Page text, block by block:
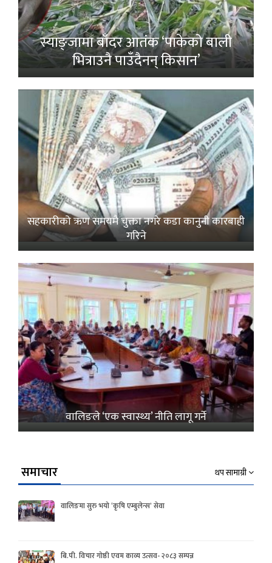
स्याङ्जामा बाँदर आतंक ‘पाकेको बाली
भित्राउनै पाउँदैनन् किसान’
सहकारीको ऋण समयमै चुक्ता नगरे कडा कानुनी कारबाही
गरिने
वालिङले ‘एक स्वास्थ्य’ नीति लागू गर्ने
समाचार थप सामाग्री
वालिङमा सुरु भयो ‘कृषि एम्बुलेन्स’ सेवा
बि.पी. विचार गोष्ठी एवम काव्य उत्सव- २०८३ सम्पन्न